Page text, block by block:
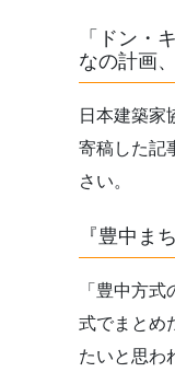
「ドン・
なの計画
日本建築家
寄稿した記
さい。
『豊中ま
「豊中方
式でまとめ
たいと思わ